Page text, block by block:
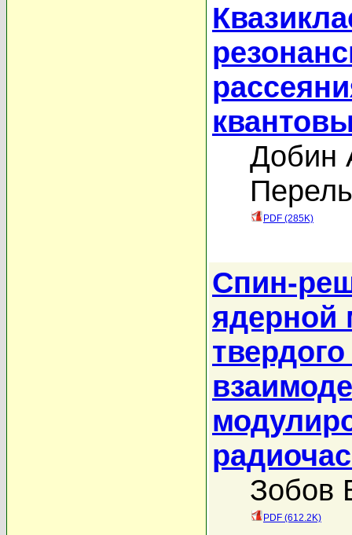
PDF (285K)
Спин-
ядерной
Зобов
PDF (612.2K)